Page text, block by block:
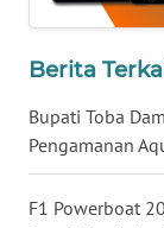
Berita
Bupati Toba
Pengamanan
F1 Powerboat
WN
WN
WN